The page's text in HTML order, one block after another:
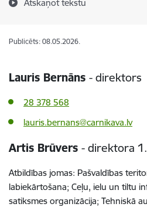
Atskaņot tekstu
Publicēts: 08.05.2026.
Lauris Bernāns - direktors
28 378 568
lauris.bernans@carnikava.lv
Artis Brūvers - direktora
Atbildības jomas: Pašvaldības
labiekārtošana; Ceļu, ielu un tiltu
satiksmes organizācija; Tehniskā